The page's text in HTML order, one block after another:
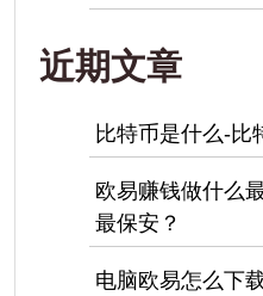
近期文章
比特币是什么-比
欧易赚钱做什么
最保安？
电脑欧易怎么下